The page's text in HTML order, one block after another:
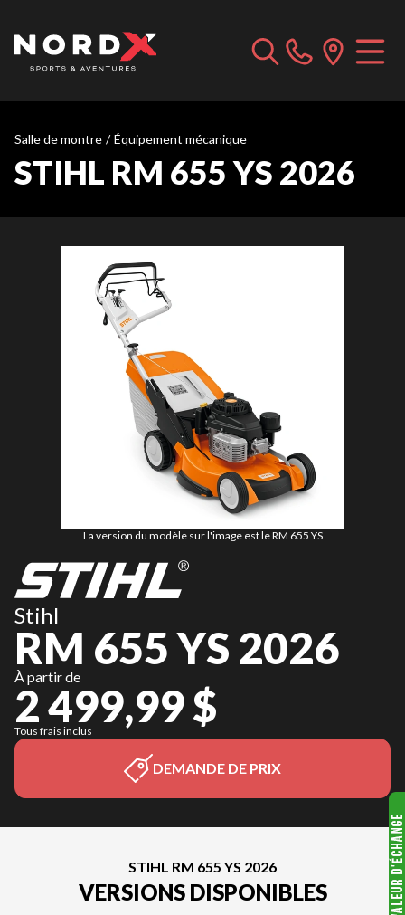
Salle de montre / Équipement mécanique
STIHL RM 655 YS 2026
La version du modèle sur l'image est le RM 655 YS
Stihl
RM 655 YS 2026
À partir de
2 499,99 $
Tous frais inclus
DEMANDE DE PRIX
STIHL RM 655 YS 2026
VERSIONS DISPONIBLES